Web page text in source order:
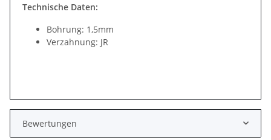
Technische Daten:
Bohrung: 1,5mm
Verzahnung: JR
Bewertungen